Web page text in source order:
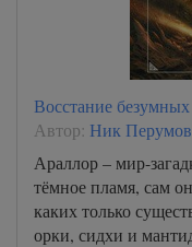
Восстание
Автор: Ник Перумов
Араллор – мир-
тёмное пламя, сам
каких только
орки, сидхи и